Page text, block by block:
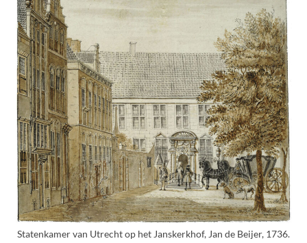
Statenkamer van Utrecht op het Janskerkhof, Jan de Beijer, 1736.